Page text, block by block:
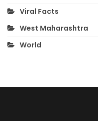
Viral Facts
West Maharashtra
World